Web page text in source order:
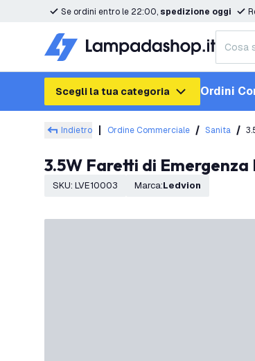
Se ordini entro le 22:00, spedizione oggi
Scegli la tua categoria Ordini
Indietro Ordine Commerciale Sanita
3.5W Faretti di
SKU: LVE10003 Marca: Ledvion